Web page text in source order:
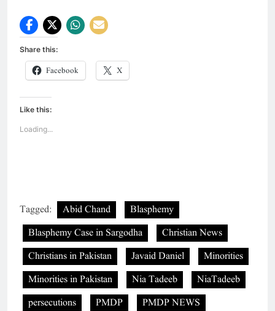
Share this:
Facebook X
Like this:
Loading...
Tagged: Abid Chand
Blasphemy
Blasphemy Case in Sargodha
Christian News
Christians in Pakistan
Javaid Daniel
Minorities
Minorities in Pakistan
Nia Tadeeb
NiaTadeeb
persecutions
PMDP
PMDP NEWS